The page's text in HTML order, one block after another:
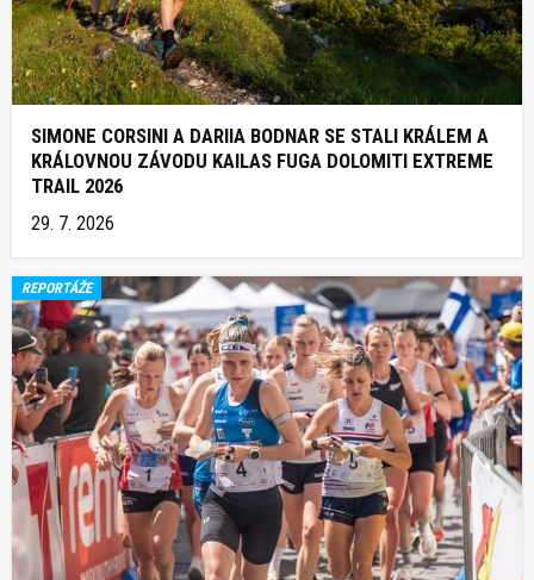
SIMONE CORSINI A DARIIA BODNAR SE STALI KRÁLEM A
KRÁLOVNOU ZÁVODU KAILAS FUGA DOLOMITI EXTREME
TRAIL 2026
29. 7. 2026
REPORTÁŽE